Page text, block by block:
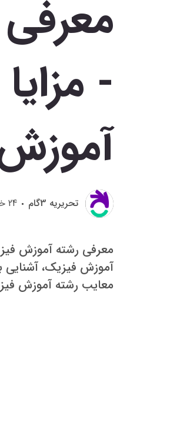
-
تحريريه 3گام 24 خرداد 1400
معرفی رشته آموزش
آموزش فیزیک، آشنایی
معایب رشته آموزش